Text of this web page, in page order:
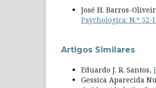
José H. Barros-
Psychologica: N.º 52-
Artigos Similares
Eduardo J. R. Santos,
Gessica Aparecida